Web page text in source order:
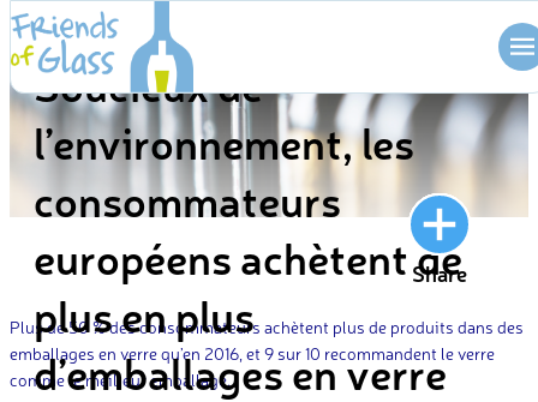
Skip
to
content
BLOG
Soucieux de
l’environnement, les
consommateurs
européens achètent de
plus en plus
d’emballages en verre
Share
Plus de 50 % des consommateurs achètent plus de produits dans des
emballages en verre qu’en 2016, et 9 sur 10 recommandent le verre
comme le meilleur emballage.